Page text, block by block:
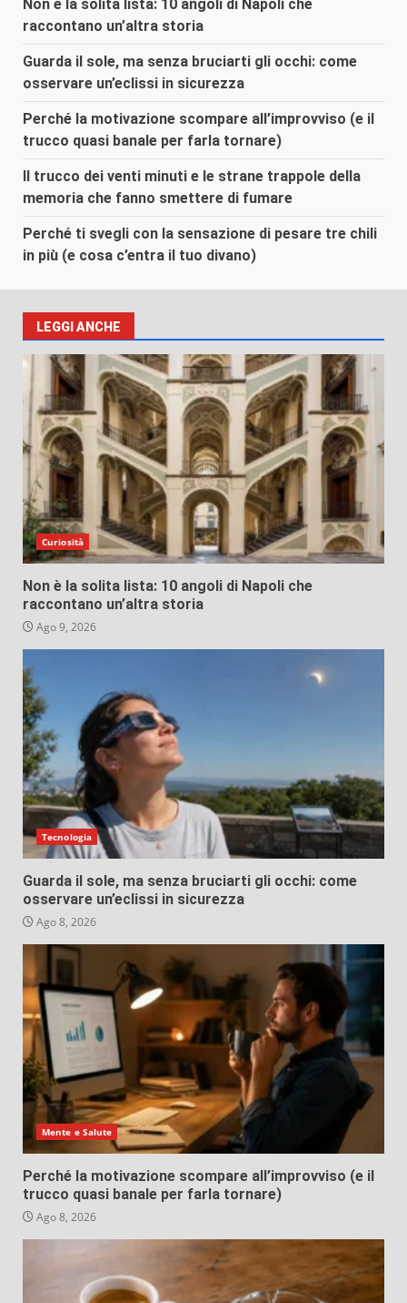
Non è la solita lista: 10 angoli di Napoli che
raccontano un’altra storia
Guarda il sole, ma senza bruciarti gli occhi: come
osservare un’eclissi in sicurezza
Perché la motivazione scompare all’improvviso (e il
trucco quasi banale per farla tornare)
Il trucco dei venti minuti e le strane trappole della
memoria che fanno smettere di fumare
Perché ti svegli con la sensazione di pesare tre chili
in più (e cosa c’entra il tuo divano)
LEGGI ANCHE
Curiosità
Non è la solita lista: 10 angoli di Napoli che
raccontano un’altra storia
Ago 9, 2026
Tecnologia
Guarda il sole, ma senza bruciarti gli occhi: come
osservare un’eclissi in sicurezza
Ago 8, 2026
Mente e Salute
Perché la motivazione scompare all’improvviso (e il
trucco quasi banale per farla tornare)
Ago 8, 2026